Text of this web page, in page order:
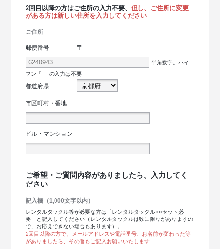
2回目以降の方はご住所の入力不要、但し、ご住所に変更
がある方は新しい住所を入力してください
ご住所
郵便番号 〒
半角数字。ハイ
フン「-」の入力は不要
都道府県
市区町村・番地
ビル・マンション
ご希望・ご質問内容がありましたら、入力してく
ださい
記入欄（1,000文字以内）
レンタルタックル等が必要な方は「レンタルタックル○○セット必
要」と記入してください（レンタルタックルは数に限りがありますの
で、お応えできない場合もあります）。
2回目以降の方で、メールアドレスや電話番号、お名前が変わった等
がありましたら、その旨もご記入お願いいたします